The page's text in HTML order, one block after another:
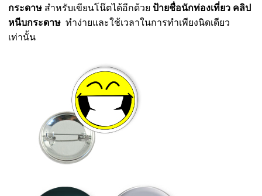
กระดาษ สำหรับเขียนโน๊ตได้อีกด้วยป้ายชื่อนักท่องเที่ยว คลิป
หนีบกระดาษ ทำง่ายและใช้เวลาในการทำเพียงนิดเดียว
เท่านั้น